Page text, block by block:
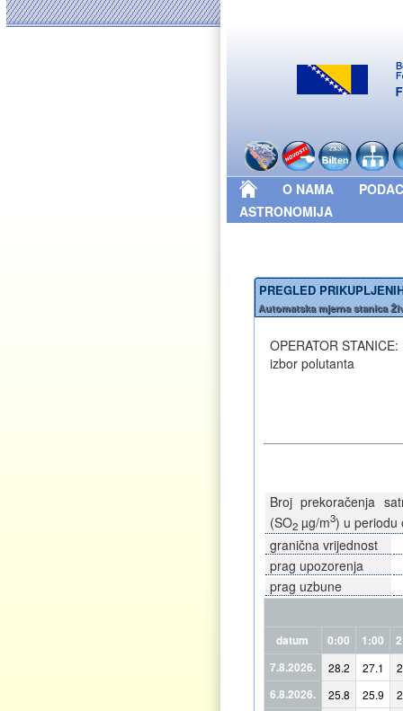
O NAMA
ASTRONOMIJA
PREGLED
Automatska mjerna stanica
OPERATOR
izbor polutanta
Broj prekoračenja
(SO2µg/m3) u periodu
granična vrijednost
prag upozorenja
prag uzbune
datum 0:00 1:00
7.8.2026.
28.2 27.1
6.8.2026. 25.8 25.9